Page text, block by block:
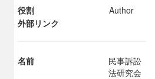
役割
Author
外部リンク
名前
民事訴訟
法研究会